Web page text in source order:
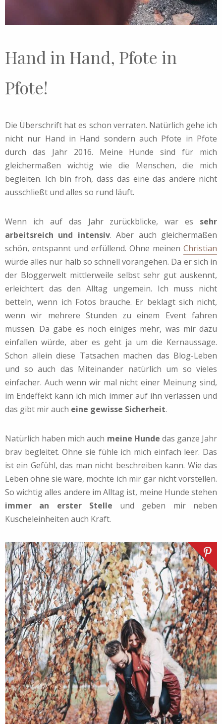
Hand in Hand, Pfote in
Pfote!
Die Überschrift hat es schon verraten. Natürlich gehe ich
nicht nur Hand in Hand sondern auch Pfote in Pfote
durch das Jahr 2016. Meine Hunde sind für mich
gleichermaßen wichtig wie die Menschen, die mich
begleiten. Ich bin froh, dass das eine das andere nicht
ausschließt und alles so rund läuft.
Wenn ich auf das Jahr zurückblicke, war es sehr
arbeitsreich und intensiv. Aber auch gleichermaßen
schön, entspannt und erfüllend. Ohne meinen Christian
würde alles nur halb so schnell vorangehen. Da er sich in
der Bloggerwelt mittlerweile selbst sehr gut auskennt,
erleichtert das den Alltag ungemein. Ich muss nicht
betteln, wenn ich Fotos brauche. Er beklagt sich nicht,
wenn wir mehrere Stunden zu einem Event fahren
müssen. Da gäbe es noch einiges mehr, was mir dazu
einfallen würde, aber es geht ja um die Kernaussage.
Schon allein diese Tatsachen machen das Blog-Leben
und so auch das Miteinander natürlich um so vieles
einfacher. Auch wenn wir mal nicht einer Meinung sind,
im Endeffekt kann ich mich immer auf ihn verlassen und
das gibt mir auch eine gewisse Sicherheit.
Natürlich haben mich auch meine Hunde das ganze Jahr
brav begleitet. Ohne sie fühle ich mich einfach leer. Das
ist ein Gefühl, das man nicht beschreiben kann. Wie das
Leben ohne sie wäre, möchte ich mir gar nicht vorstellen.
So wichtig alles andere im Alltag ist, meine Hunde stehen
immer an erster Stelle und geben mir neben
Kuscheleinheiten auch Kraft.